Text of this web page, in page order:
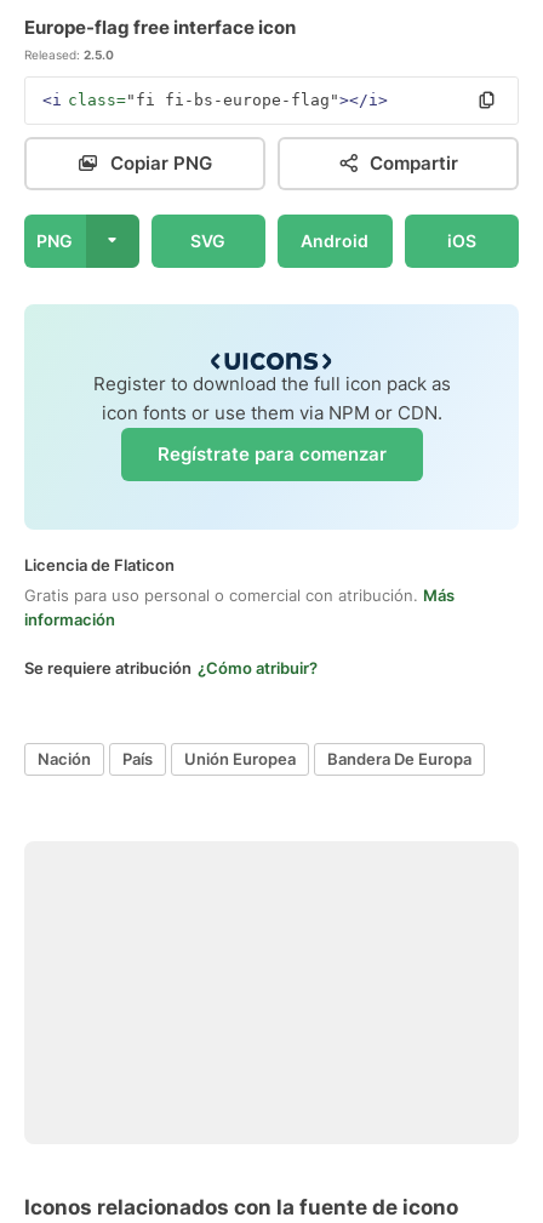
Europe-flag free interface icon
Released: 2.5.0
<i class="fi fi-bs-europe-flag"></i>
Copiar PNG Compartir
PNG SVG Android iOS
Register to download the full icon pack as
icon fonts or use them via NPM or CDN.
Regístrate para comenzar
Licencia de Flaticon
Gratis para uso personal o comercial con atribución. Más
información
Se requiere atribución ¿Cómo atribuir?
Nación País Unión Europea Bandera De Europa
Iconos relacionados con la fuente de icono